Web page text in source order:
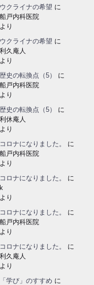
ウクライナの希望 に
船戸内科医院
より
ウクライナの希望 に
利久庵人
より
歴史の転換点（5）
に
船戸内科医院
より
歴史の転換点（5）
に
利休庵人
より
コロナになりました。
に
船戸内科医院
より
コロナになりました。
に
k
より
コロナになりました。
に
船戸内科医院
より
コロナになりました。
に
利久庵人
より
「学び」のすすめ に